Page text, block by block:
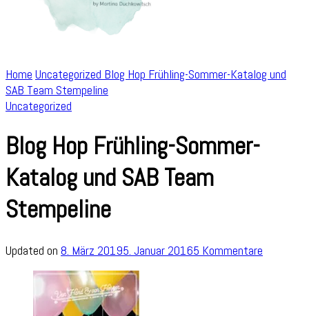
Home Uncategorized Blog Hop Frühling-Sommer-Katalog und
SAB Team Stempeline
Uncategorized
Blog Hop Frühling-Sommer-
Katalog und SAB Team
Stempeline
Updated on 8. März 20195. Januar 20165 Kommentare